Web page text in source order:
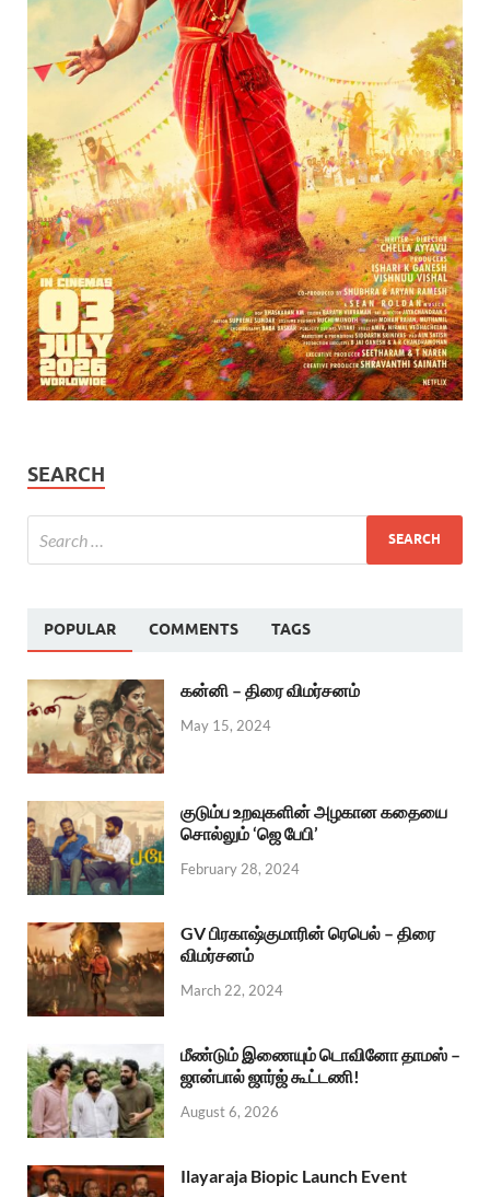
SEARCH
POPULAR COMMENTS TAGS
கன்னி – திரை விமர்சனம்
May 15, 2024
குடும்ப உறவுகளின் அழகான கதையை
சொல்லும் ‘ஜெ பேபி’
February 28, 2024
GV பிரகாஷ்குமாரின் ரெபெல் – திரை
விமர்சனம்
March 22, 2024
மீண்டும் இணையும் டொவினோ தாமஸ் –
ஜான்பால் ஜார்ஜ் கூட்டணி!
August 6, 2026
Ilayaraja Biopic Launch Event